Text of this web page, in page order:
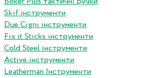
Skif інструменти
Due Cigni інструменти
Fix it Sticks інструменти
Сold Steel інструменти
Active інструменти
Leatherman Інструменти